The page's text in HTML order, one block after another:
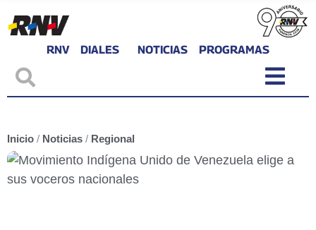
RNV DIALES NOTICIAS PROGRAMAS
Inicio / Noticias / Regional